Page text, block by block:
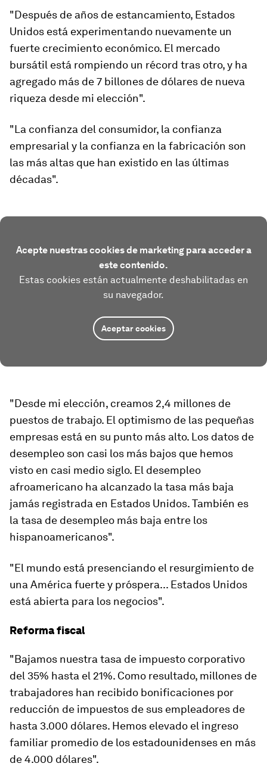
"Después de años de estancamiento, Estados
Unidos está experimentando nuevamente un
fuerte crecimiento económico. El mercado
bursátil está rompiendo un récord tras otro, y ha
agregado más de 7 billones de dólares de nueva
riqueza desde mi elección".
"La confianza del consumidor, la confianza
empresarial y la confianza en la fabricación son
las más altas que han existido en las últimas
décadas".
Acepte nuestras cookies de marketing para acceder a
este contenido.
Estas cookies están actualmente deshabilitadas en
su navegador.
Aceptar cookies
"Desde mi elección, creamos 2,4 millones de
puestos de trabajo. El optimismo de las pequeñas
empresas está en su punto más alto. Los datos de
desempleo son casi los más bajos que hemos
visto en casi medio siglo. El desempleo
afroamericano ha alcanzado la tasa más baja
jamás registrada en Estados Unidos. También es
la tasa de desempleo más baja entre los
hispanoamericanos".
"El mundo está presenciando el resurgimiento de
una América fuerte y próspera... Estados Unidos
está abierta para los negocios".
Reforma fiscal
"Bajamos nuestra tasa de impuesto corporativo
del 35% hasta el 21%. Como resultado, millones de
trabajadores han recibido bonificaciones por
reducción de impuestos de sus empleadores de
hasta 3.000 dólares. Hemos elevado el ingreso
familiar promedio de los estadounidenses en más
de 4.000 dólares".